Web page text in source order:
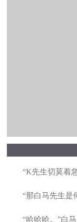
“K先生切莫着急
“那白马先生是何
“哈哈哈。”白马